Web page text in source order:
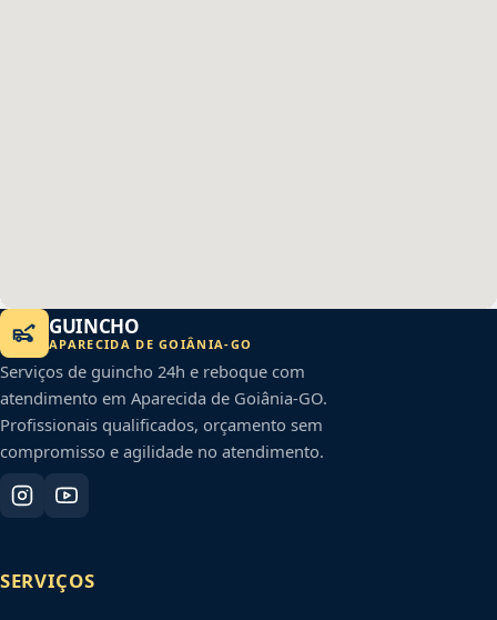
GUINCHO
APARECIDA DE GOIÂNIA-GO
Serviços de guincho 24h e reboque com
atendimento em Aparecida de Goiânia-GO.
Profissionais qualificados, orçamento sem
compromisso e agilidade no atendimento.
SERVIÇOS